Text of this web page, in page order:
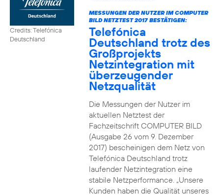
Credits: Telefónica
Deutschland
MESSUNGEN DER NUTZER IM COMPUTER
BILD NETZTEST 2017 BESTÄTIGEN:
Telefónica
Deutschland trotz des
Großprojekts
Netzintegration mit
überzeugender
Netzqualität
Die Messungen der Nutzer im
aktuellen Netztest der
Fachzeitschrift COMPUTER BILD
(Ausgabe 26 vom 9. Dezember
2017) bescheinigen dem Netz von
Telefónica Deutschland trotz
laufender Netzintegration eine
stabile Netzperformance. „Unsere
Kunden haben die Qualität unseres